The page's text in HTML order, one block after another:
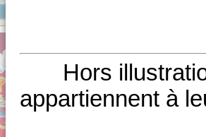
Hors
appartiennent à